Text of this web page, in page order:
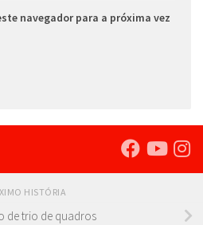
navegador para a próxima vez
HISTÓRIA
de trio de quadros